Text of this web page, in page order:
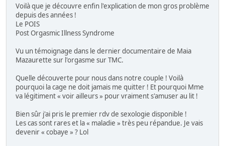
Voilà que je découvre enfin l'explication de mon gros problème
depuis des années !
Le POIS
Post Orgasmic Illness Syndrome
Vu un témoignage dans le dernier documentaire de Maia
Mazaurette sur l'orgasme sur TMC.
Quelle découverte pour nous dans notre couple ! Voilà
pourquoi la cage ne doit jamais me quitter ! Et pourquoi Mme
va légitiment « voir ailleurs » pour vraiment s'amuser au lit !
Bien sûr j'ai pris le premier rdv de sexologie disponible !
Les cas sont rares et la « maladie » très peu répandue. Je vais
devenir « cobaye » ? Lol